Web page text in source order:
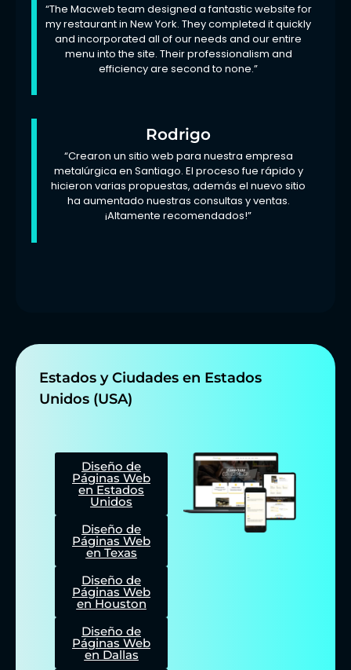
“The Macweb team designed a fantastic website for
my restaurant in New York. They completed it quickly
and incorporated all of our needs and our entire
menu into the site. Their professionalism and
efficiency are second to none.”
Rodrigo
“Crearon un sitio web para nuestra empresa
metalúrgica en Santiago. El proceso fue rápido y
hicieron varias propuestas, además el nuevo sitio
ha aumentado nuestras consultas y ventas.
¡Altamente recomendados!”
Estados y Ciudades en Estados
Unidos (USA)
Diseño de
Páginas Web
en Estados
Unidos
Diseño de
Páginas Web
en Texas
Diseño de
Páginas Web
en Houston
Diseño de
Páginas Web
en Dallas